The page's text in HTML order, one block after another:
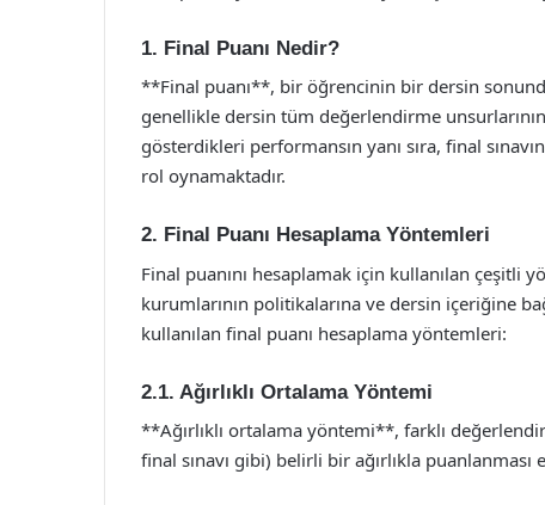
1. Final Puanı Nedir?
**Final puanı**, bir öğrencinin bir dersin
genellikle dersin tüm değerlendirme
gösterdikleri performansın yanı sıra, final
rol oynamaktadır.
2. Final Puanı Hesaplama Yöntemleri
Final puanını hesaplamak için kullanılan çeşitli
kurumlarının politikalarına ve dersin içeriğine
kullanılan final puanı hesaplama yöntemleri:
2.1. Ağırlıklı Ortalama Yöntemi
**Ağırlıklı ortalama yöntemi**, farklı
final sınavı gibi) belirli bir ağırlıkla puanlanması